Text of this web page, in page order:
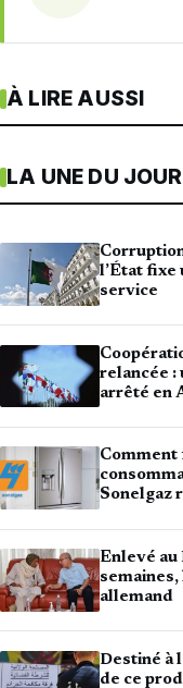
À LIRE AUSSI
LA UNE DU JOUR
l’État fixe
service
relancée :
arrêté en
Comment
Sonelgaz
Enlevé
allemand
Destiné à
de ce